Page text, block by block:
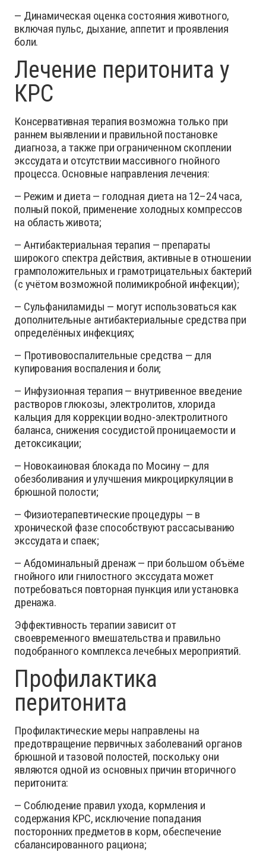
— Динамическая оценка состояния животного,
включая пульс, дыхание, аппетит и проявления
боли.
Лечение перитонита у
КРС
Консервативная терапия возможна только при
раннем выявлении и правильной постановке
диагноза, а также при ограниченном скоплении
экссудата и отсутствии массивного гнойного
процесса. Основные направления лечения:
— Режим и диета — голодная диета на 12–24 часа,
полный покой, применение холодных компрессов
на область живота;
— Антибактериальная терапия — препараты
широкого спектра действия, активные в отношении
грамположительных и грамотрицательных бактерий
(с учётом возможной полимикробной инфекции);
— Сульфаниламиды — могут использоваться как
дополнительные антибактериальные средства при
определённых инфекциях;
— Противовоспалительные средства — для
купирования воспаления и боли;
— Инфузионная терапия — внутривенное введение
растворов глюкозы, электролитов, хлорида
кальция для коррекции водно-электролитного
баланса, снижения сосудистой проницаемости и
детоксикации;
— Новокаиновая блокада по Мосину — для
обезболивания и улучшения микроциркуляции в
брюшной полости;
— Физиотерапевтические процедуры — в
хронической фазе способствуют рассасыванию
экссудата и спаек;
— Абдоминальный дренаж — при большом объёме
гнойного или гнилостного экссудата может
потребоваться повторная пункция или установка
дренажа.
Эффективность терапии зависит от
своевременного вмешательства и правильно
подобранного комплекса лечебных мероприятий.
Профилактика
перитонита
Профилактические меры направлены на
предотвращение первичных заболеваний органов
брюшной и тазовой полостей, поскольку они
являются одной из основных причин вторичного
перитонита:
— Соблюдение правил ухода, кормления и
содержания КРС, исключение попадания
посторонних предметов в корм, обеспечение
сбалансированного рациона;